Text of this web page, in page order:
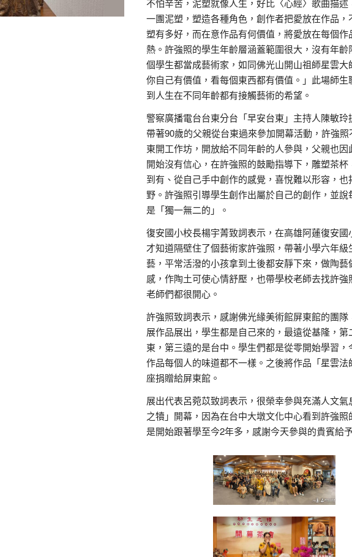
不怕辛苦，泥塑就像人生，好比〈心經〉歌曲描述
一團泥塑，塑造各種角色，創作者把愛放在作品，
塑有多好，而在意作品有何價值，將愛放在每個作
熱。許強照的學生年齡層涵蓋範圍很大，沒有年齡
個學生都當成藝術家，如同佛光山開山祖師星雲大
你自己有價值，看每個東西都有價值。」此場師生
到人生在不同年齡都有接觸藝術的希望。
警察廣播電台台東分台「早安台東」主持人陳敏玲
帶著90歲的父親從台東過來參加開幕活動，許強照
東開工作坊，開放給不同年齡的人參與，父親也因
開始沒有信心，在許強照的鼓勵指導下，雕塑茶杯
到有、從自己手中創作的感覺，喜悅難以形容，也
野。許強照引導學生創作出屬於自己的創作，並說
是「獨一無二的」。
復安國小校長楊宇菁致詞表示，在高雄阿蓮復安國
才知道隔壁住了個藝術家許強照，帶著小學六年級
藝，平常活潑的小孩拿到土後都安靜下來，做陶藝
感，作陶土可使心情舒壓，也帶學校老師去找許強
老師們都很開心。
許強照致詞表示，感謝佛光緣美術館屏東館的團隊
展作品展出，學生都是自己來的，最遠從基隆，第
東，第三遠的是台中。學生們都是從零開始學習，
作品每個人的味道都不一樣。之後將作品「星雲法
座捐贈給屏東館。
展出代表呂菀苡致詞表示，很榮幸參與充滿人文氣
之犢」開幕，因為在台中大墩文化中心看到許強照
是開始跟著學至今2年多，感謝今天參與的貴賓給